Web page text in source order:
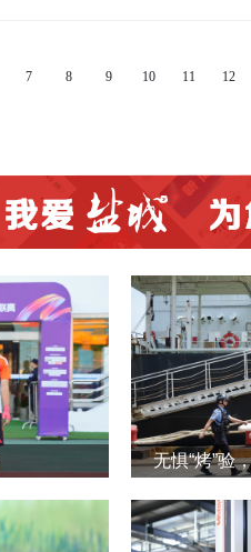
7 8 9 10 11 12
无惧“烤”验